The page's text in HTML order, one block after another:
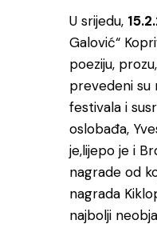
U srijedu,
Galović“
poeziju,
prevedeni su
festivala i
oslobađa,
je,lijepo je i
nagrade od
nagrada
najbolji